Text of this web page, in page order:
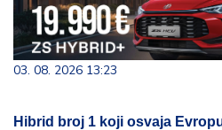
03. 08. 2026 13:23
Hibrid broj 1 koji osvaja